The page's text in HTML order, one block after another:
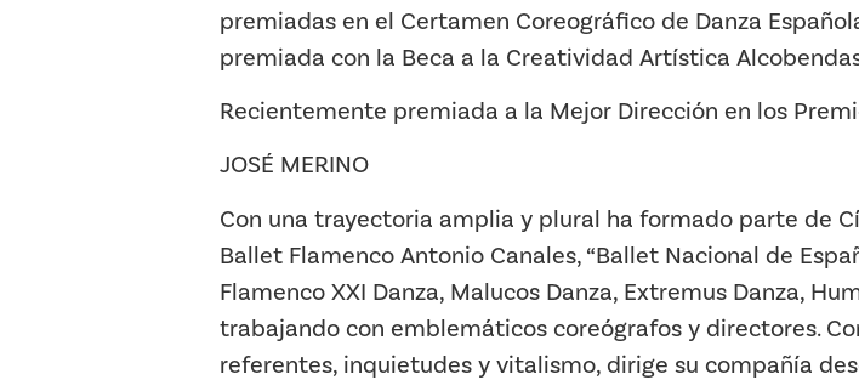
premiadas en el Certamen Coreográfico de Danza
premiada con la Beca a la Creatividad Artística
Recientemente premiada a la Mejor Dirección en los
JOSÉ MERINO
Con una trayectoria amplia y plural ha formado parte de
Ballet Flamenco Antonio Canales, “Ballet Nacional de
Flamenco XXI Danza, Malucos Danza, Extremus Danza,
trabajando con emblemáticos coreógrafos y directores.
referentes, inquietudes y vitalismo, dirige su compañía